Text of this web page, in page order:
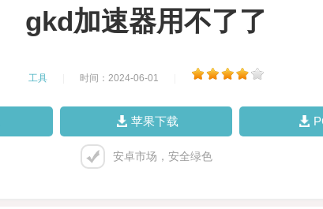
gkd加速器用不了了
工具 时间：2024-06-01
苹果下载
安卓市场，安全绿色